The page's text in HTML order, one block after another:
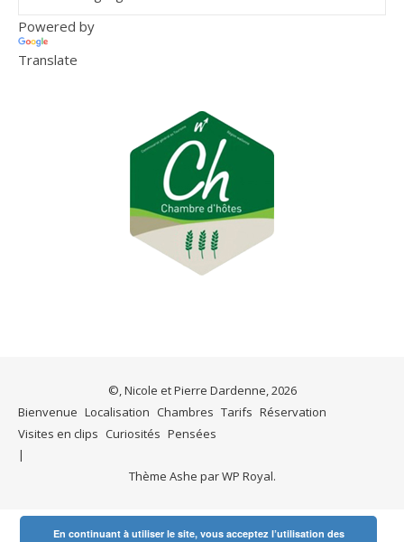
Powered by
Translate
©, Nicole et Pierre Dardenne, 2026
Bienvenue Localisation Chambres Tarifs Réservation
Visites en clips Curiosités Pensées
Thème Ashe parWP Royal.
En continuant à utiliser le site, vous acceptez l’utilisation des